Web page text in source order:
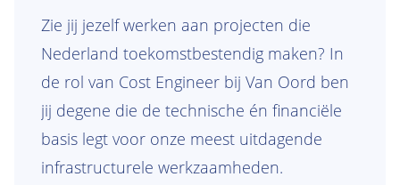
Zie jij jezelf werken aan projecten die
Nederland toekomstbestendig maken? In
de rol van Cost Engineer bij Van Oord ben
jij degene die de technische én financiële
basis legt voor onze meest uitdagende
infrastructurele werkzaamheden.